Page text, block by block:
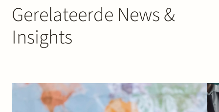
Gerelateerde News &
Insights